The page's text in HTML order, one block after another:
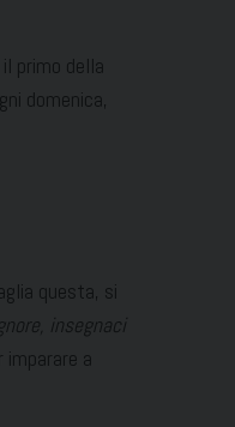
primo della
domenica,
questa, si
insegnaci
a